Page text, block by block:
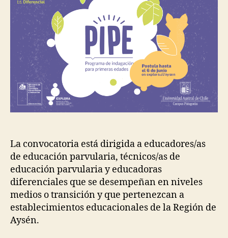
La convocatoria está dirigida a educadores/as
de educación parvularia, técnicos/as de
educación parvularia y educadoras
diferenciales que se desempeñan en niveles
medios o transición y que pertenezcan a
establecimientos educacionales de la Región de
Aysén.